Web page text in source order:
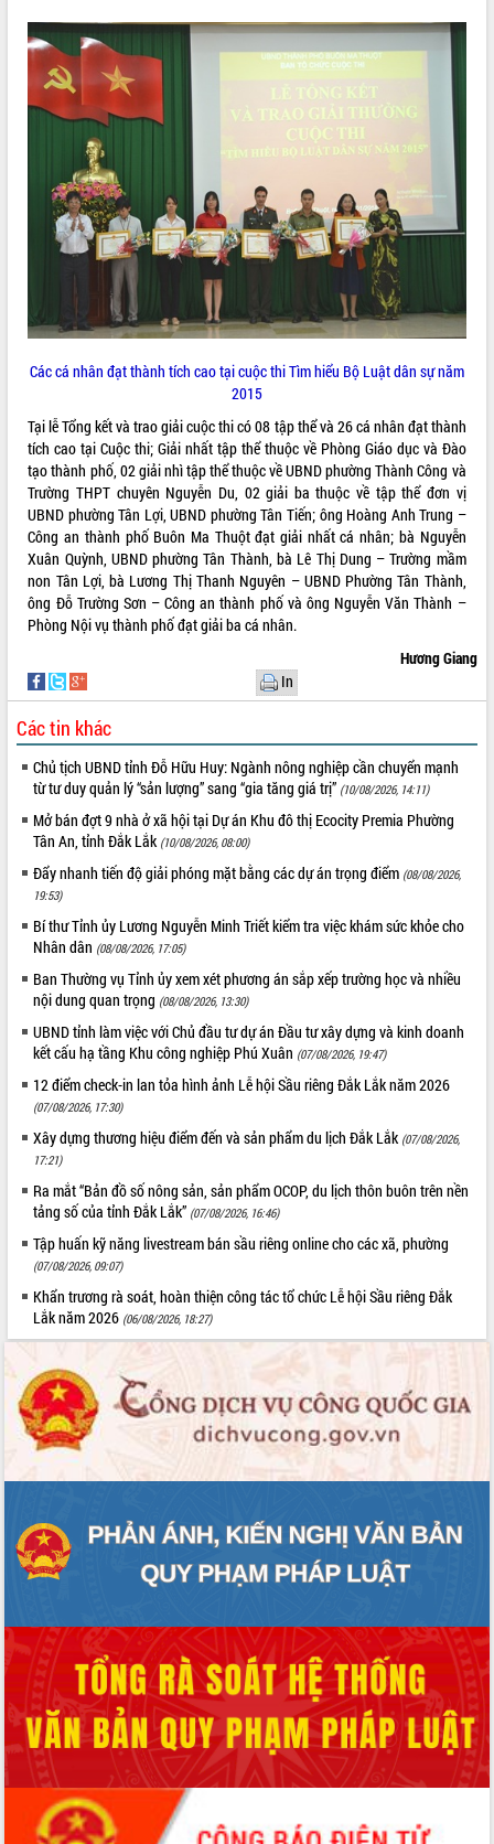
Các cá nhân đạt thành tích cao tại cuộc thi Tìm hiểu Bộ Luật dân sự năm
2015
Tại lễ Tổng kết và trao giải cuộc thi có 08 tập thể và 26 cá nhân đạt thành
tích cao tại Cuộc thi; Giải nhất tập thể thuộc về Phòng Giáo dục và Đào
tạo thành phố, 02 giải nhì tập thể thuộc về UBND phường Thành Công và
Trường THPT chuyên Nguyễn Du, 02 giải ba thuộc về tập thể đơn vị
UBND phường Tân Lợi, UBND phường Tân Tiến; ông Hoàng Anh Trung –
Công an thành phố Buôn Ma Thuột đạt giải nhất cá nhân; bà Nguyễn
Xuân Quỳnh, UBND phường Tân Thành, bà Lê Thị Dung – Trường mầm
non Tân Lợi, bà Lương Thị Thanh Nguyên – UBND Phường Tân Thành,
ông Đỗ Trường Sơn – Công an thành phố và ông Nguyễn Văn Thành –
Phòng Nội vụ thành phố đạt giải ba cá nhân.
Hương Giang
In
Các tin khác
Chủ tịch UBND tỉnh Đỗ Hữu Huy: Ngành nông nghiệp cần chuyển mạnh
từ tư duy quản lý “sản lượng” sang “gia tăng giá trị” (10/08/2026, 14:11)
Mở bán đợt 9 nhà ở xã hội tại Dự án Khu đô thị Ecocity Premia Phường
Tân An, tỉnh Đắk Lắk (10/08/2026, 08:00)
Đẩy nhanh tiến độ giải phóng mặt bằng các dự án trọng điểm (08/08/2026,
19:53)
Bí thư Tỉnh ủy Lương Nguyễn Minh Triết kiểm tra việc khám sức khỏe cho
Nhân dân (08/08/2026, 17:05)
Ban Thường vụ Tỉnh ủy xem xét phương án sắp xếp trường học và nhiều
nội dung quan trọng (08/08/2026, 13:30)
UBND tỉnh làm việc với Chủ đầu tư dự án Đầu tư xây dựng và kinh doanh
kết cấu hạ tầng Khu công nghiệp Phú Xuân (07/08/2026, 19:47)
12 điểm check-in lan tỏa hình ảnh Lễ hội Sầu riêng Đắk Lắk năm 2026
(07/08/2026, 17:30)
Xây dựng thương hiệu điểm đến và sản phẩm du lịch Đắk Lắk (07/08/2026,
17:21)
Ra mắt “Bản đồ số nông sản, sản phẩm OCOP, du lịch thôn buôn trên nền
tảng số của tỉnh Đắk Lắk” (07/08/2026, 16:46)
Tập huấn kỹ năng livestream bán sầu riêng online cho các xã, phường
(07/08/2026, 09:07)
Khẩn trương rà soát, hoàn thiện công tác tổ chức Lễ hội Sầu riêng Đắk
Lắk năm 2026 (06/08/2026, 18:27)